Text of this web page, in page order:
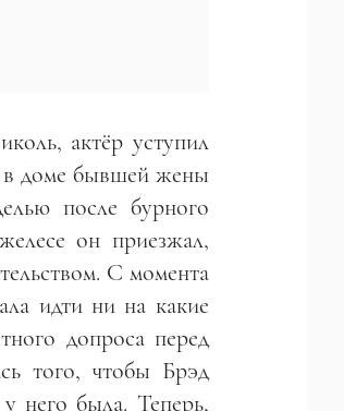
актёр уступил
в доме бывшей жены
после бурного
он приезжал,
С момента
идти ни на какие
допроса перед
того, чтобы Брэд
него была. Теперь,